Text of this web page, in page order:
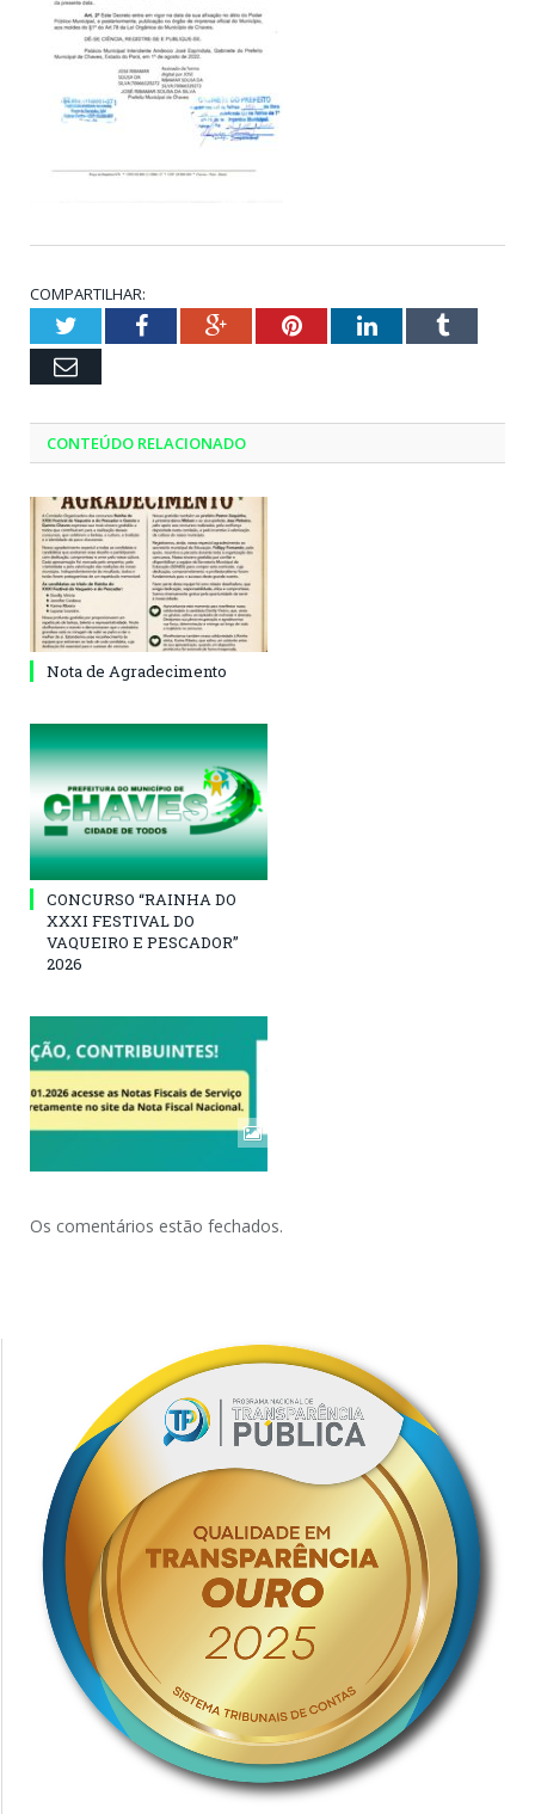
COMPARTILHAR:
TwitterFacebookGoogle+PinterestLinkedInTumblr
Email
CONTEÚDO RELACIONADO
Nota de Agradecimento
CONCURSO “RAINHA DO
XXXI FESTIVAL DO
VAQUEIRO E PESCADOR”
2026
Os comentários estão fechados.